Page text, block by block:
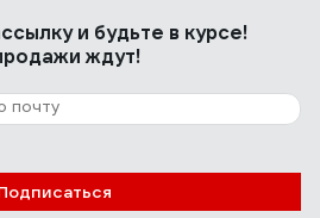
1 РМК 000.457
19.02.2026
и будьте в курсе!
ждут!